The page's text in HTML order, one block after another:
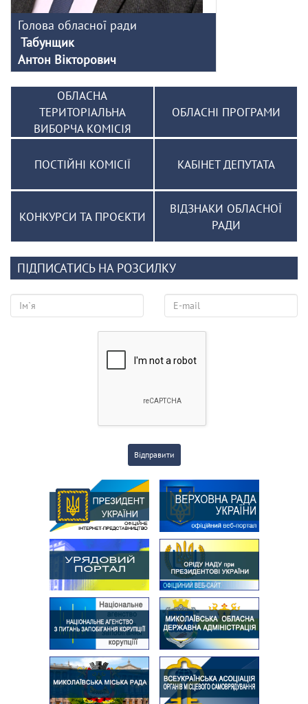
Голова обласної ради
Табунщик
Антон Вікторович
ОБЛАСНА
ТЕРИТОРІАЛЬНА
ВИБОРЧА КОМІСІЯ
ОБЛАСНІ ПРОГРАМИ
ПОСТІЙНІ КОМІСІЇ КАБІНЕТ ДЕПУТАТА
КОНКУРСИ ТА ПРОЄКТИ
ВІДЗНАКИ ОБЛАСНОЇ
РАДИ
ПІДПИСАТИСЬ НА РОЗСИЛКУ
Відправити